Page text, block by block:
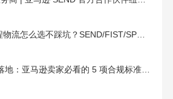
2026亚马逊FBA头程物流怎么选不踩坑？SEND/FIST/SPN官方认证物流商，只有这家敢承诺“准达率第一”
美国 301 关税 7 月落地：亚马逊卖家必看的 5 项合规标准与稳交付方案